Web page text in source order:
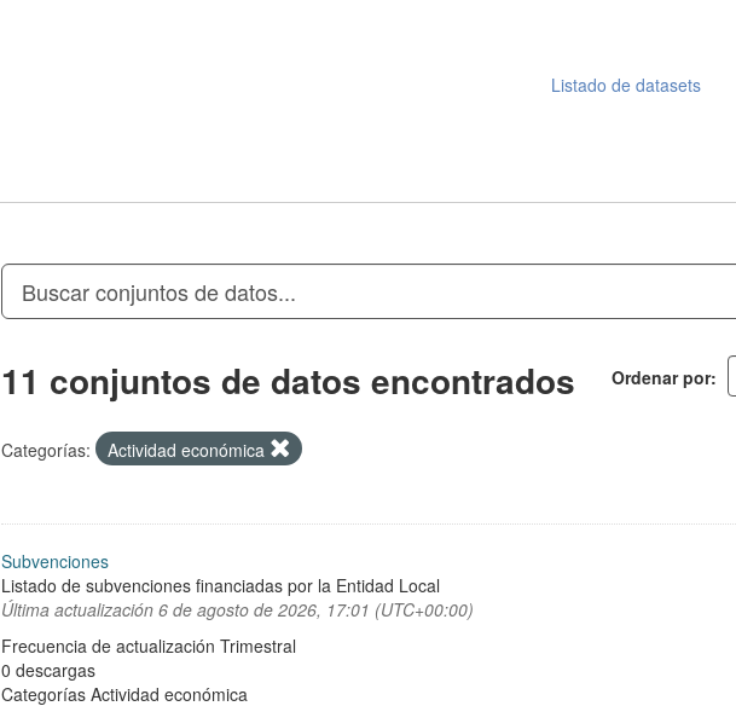
Listado de datasets
Ordenar por
11 conjuntos de datos encontrados
Categorías: Actividad económica
Subvenciones
Listado de subvenciones financiadas por la Entidad Local
Última actualización 6 de agosto de 2026, 17:01 (UTC+00:00)
Frecuencia de actualización Trimestral
0 descargas
Categorías Actividad económica